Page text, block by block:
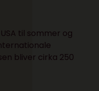
til sommer og
bliver cirka 250